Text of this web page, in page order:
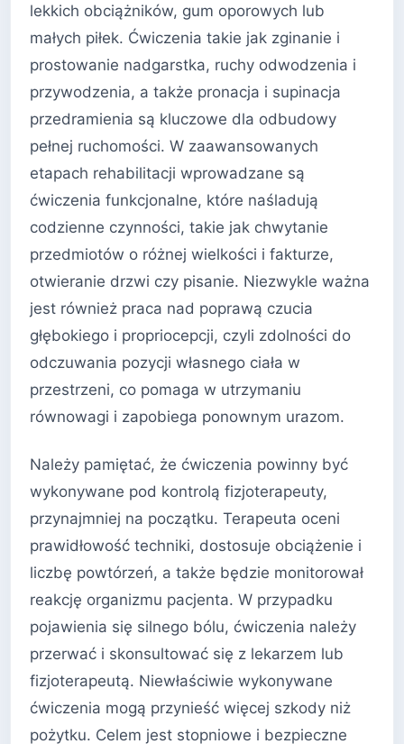
lekkich obciążników, gum oporowych lub
małych piłek. Ćwiczenia takie jak zginanie i
prostowanie nadgarstka, ruchy odwodzenia i
przywodzenia, a także pronacja i supinacja
przedramienia są kluczowe dla odbudowy
pełnej ruchomości. W zaawansowanych
etapach rehabilitacji wprowadzane są
ćwiczenia funkcjonalne, które naśladują
codzienne czynności, takie jak chwytanie
przedmiotów o różnej wielkości i fakturze,
otwieranie drzwi czy pisanie. Niezwykle ważna
jest również praca nad poprawą czucia
głębokiego i propriocepcji, czyli zdolności do
odczuwania pozycji własnego ciała w
przestrzeni, co pomaga w utrzymaniu
równowagi i zapobiega ponownym urazom.
Należy pamiętać, że ćwiczenia powinny być
wykonywane pod kontrolą fizjoterapeuty,
przynajmniej na początku. Terapeuta oceni
prawidłowość techniki, dostosuje obciążenie i
liczbę powtórzeń, a także będzie monitorował
reakcję organizmu pacjenta. W przypadku
pojawienia się silnego bólu, ćwiczenia należy
przerwać i skonsultować się z lekarzem lub
fizjoterapeutą. Niewłaściwie wykonywane
ćwiczenia mogą przynieść więcej szkody niż
pożytku. Celem jest stopniowe i bezpieczne